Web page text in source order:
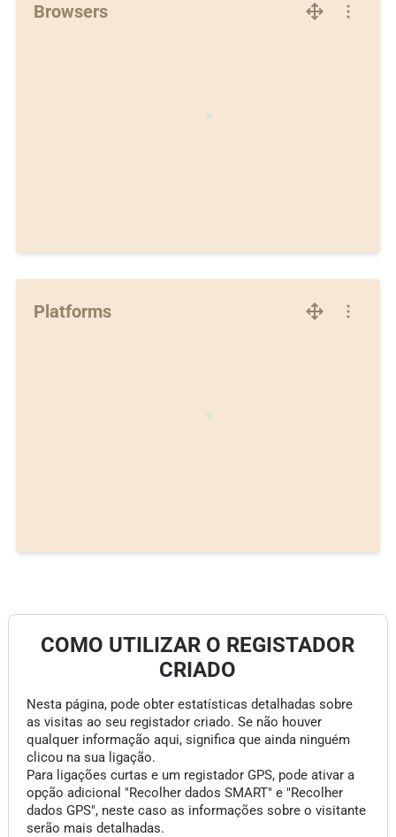
Browsers
Platforms
COMO UTILIZAR O REGISTADOR
CRIADO
Nesta página, pode obter estatísticas detalhadas sobre
as visitas ao seu registador criado. Se não houver
qualquer informação aqui, significa que ainda ninguém
clicou na sua ligação.
Para ligações curtas e um registador GPS, pode ativar a
opção adicional "Recolher dados SMART" e "Recolher
dados GPS", neste caso as informações sobre o visitante
serão mais detalhadas.